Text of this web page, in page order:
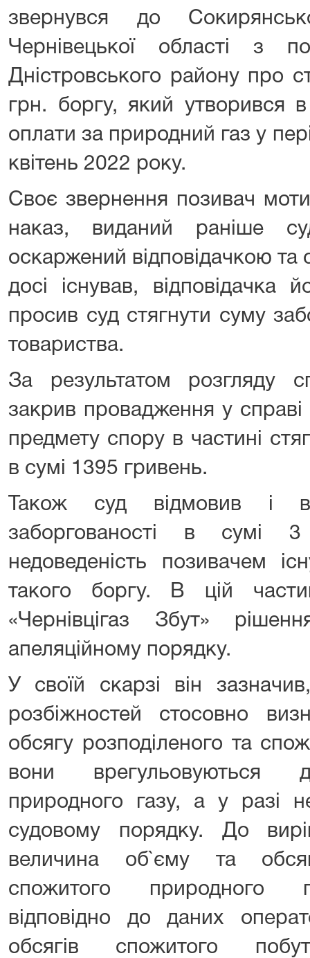
звернувся до
Чернівецької області з
Дністровського району про
грн. боргу, який утворився в
оплати за природний газ у
квітень 2022 року.
Своє звернення позивач
наказ, виданий раніше
оскаржений відповідачкою
досі існував, відповідачка
просив суд стягнути суму
товариства.
За результатом розгляду
закрив провадження у справі
предмету спору в частині
в сумі 1395 гривень.
Також суд відмовив і в
заборгованості в сумі
недоведеність позивачем
такого боргу. В цій
«Чернівцігаз Збут»
апеляційному порядку.
У своїй скарзі він
розбіжностей стосовно
обсягу розподіленого та
вони врегульовуються
природного газу, а у разі
судовому порядку. До
величина об`єму та
спожитого природного
відповідно до даних
обсягів спожитого